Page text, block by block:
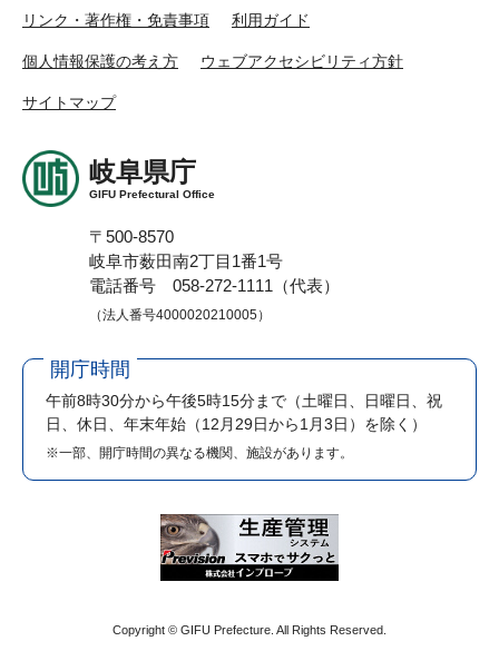
リンク・著作権・免責事項 利用ガイド
個人情報保護の考え方 ウェブアクセシビリティ方針
サイトマップ
岐阜県庁
GIFU Prefectural Office
〒500-8570
岐阜市薮田南2丁目1番1号
電話番号 058-272-1111（代表）
（法人番号4000020210005）
開庁時間
午前8時30分から午後5時15分まで （土曜日、日曜日、祝
日、休日、年末年始（12月29日から1月3日）を除く）
※一部、開庁時間の異なる機関、施設があります。
Copyright © GIFU Prefecture. All Rights Reserved.